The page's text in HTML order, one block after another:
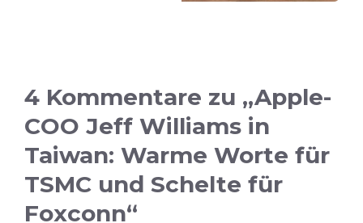
4 Kommentare zu „Apple-
COO Jeff Williams in
Taiwan: Warme Worte für
TSMC und Schelte für
Foxconn“